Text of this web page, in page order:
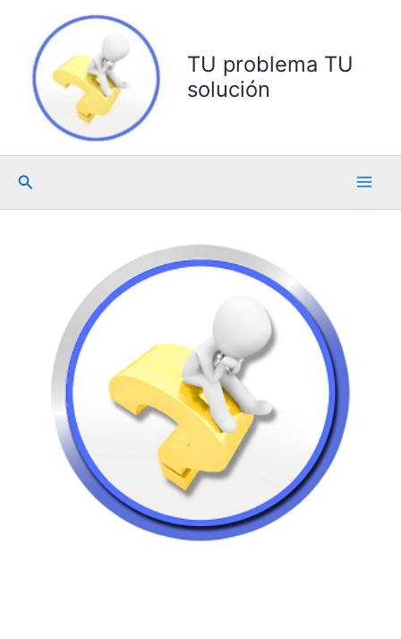
contenido
TU problema TU
solución
Buscar